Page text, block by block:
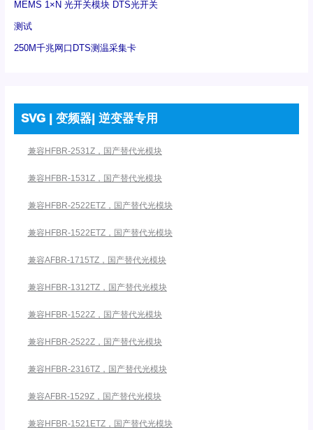
MEMS 1×N 光开关模块 DTS光开关
测试
250M千兆网口DTS测温采集卡
SVG | 变频器| 逆变器专用
兼容HFBR-2531Z，国产替代光模块
兼容HFBR-1531Z，国产替代光模块
兼容HFBR-2522ETZ，国产替代光模块
兼容HFBR-1522ETZ，国产替代光模块
兼容AFBR-1715TZ，国产替代光模块
兼容HFBR-1312TZ，国产替代光模块
兼容HFBR-1522Z，国产替代光模块
兼容HFBR-2522Z，国产替代光模块
兼容HFBR-2316TZ，国产替代光模块
兼容AFBR-1529Z，国产替代光模块
兼容HFBR-1521ETZ，国产替代光模块